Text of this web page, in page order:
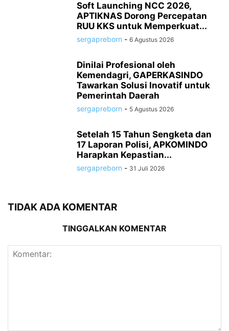
Soft Launching NCC 2026,
APTIKNAS Dorong Percepatan
RUU KKS untuk Memperkuat...
sergapreborn - 6 Agustus 2026
Dinilai Profesional oleh
Kemendagri, GAPERKASINDO
Tawarkan Solusi Inovatif untuk
Pemerintah Daerah
sergapreborn - 5 Agustus 2026
Setelah 15 Tahun Sengketa dan
17 Laporan Polisi, APKOMINDO
Harapkan Kepastian...
sergapreborn - 31 Juli 2026
TIDAK ADA KOMENTAR
TINGGALKAN KOMENTAR